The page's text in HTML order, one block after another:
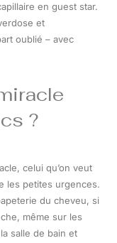
en guest star.
et
oublié – avec
?
celui qu’on veut
les petites urgences.
du cheveu, si
même sur les
salle de bain et